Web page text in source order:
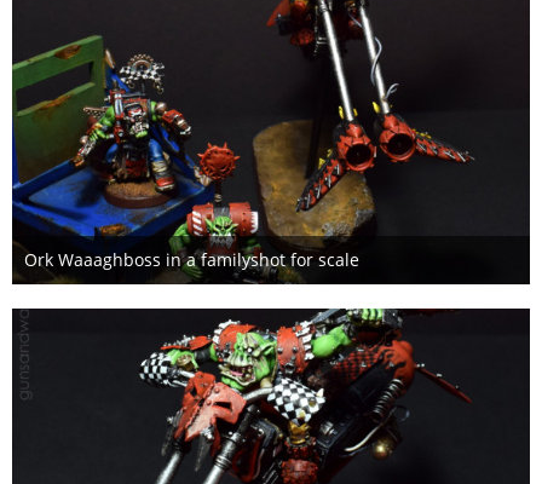
Ork Waaaghboss in a familyshot for scale
4. Februar 2021